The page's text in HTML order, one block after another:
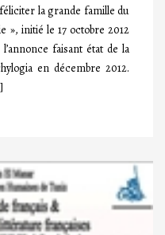
féliciter la grande famille du
», initié le 17 octobre 2012
faisant état de la
en décembre 2012.